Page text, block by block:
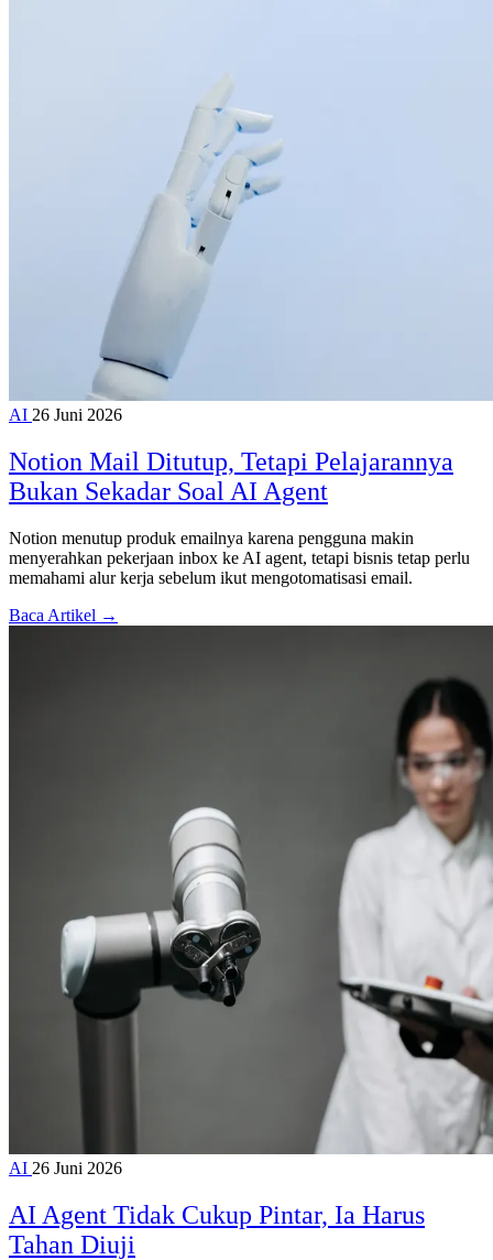
AI 26 Juni 2026
Notion Mail Ditutup, Tetapi Pelajarannya
Bukan Sekadar Soal AI Agent
Notion menutup produk emailnya karena pengguna makin
menyerahkan pekerjaan inbox ke AI agent, tetapi bisnis tetap perlu
memahami alur kerja sebelum ikut mengotomatisasi email.
Baca Artikel →
AI 26 Juni 2026
AI Agent Tidak Cukup Pintar, Ia Harus
Tahan Diuji